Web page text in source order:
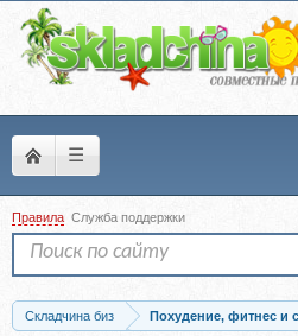
☰
Правила Служба поддержки
Складчина биз
Похудение, фитнес и